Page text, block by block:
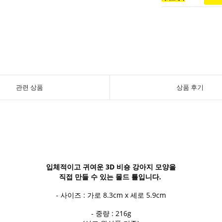
관련 상품 상품 후기
입체적이고 귀여운 3D 비숑 강아지 모양을
직접 만들 수 있는 몰드 틀입니다.
- 사이즈 : 가로 8.3cm x 세로 5.9cm
- 중량 : 216g